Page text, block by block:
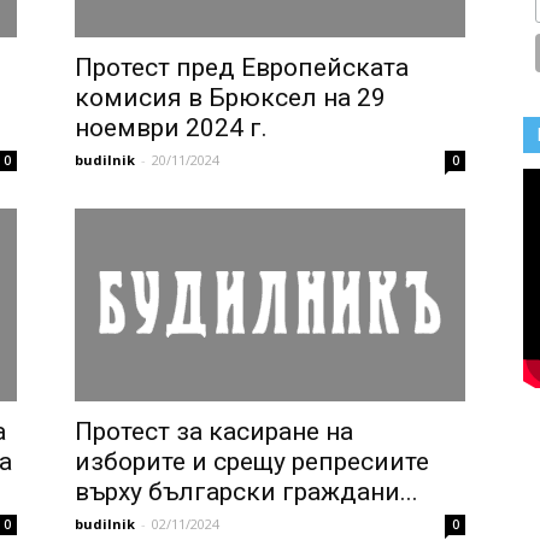
0
Протест пред Европейската
комисия в Брюксел на 29
ноември 2024 г.
budilnik - 20/11/2024 0
0
Протест за касиране на
изборите и срещу репресиите
върху български граждани...
budilnik - 02/11/2024 0